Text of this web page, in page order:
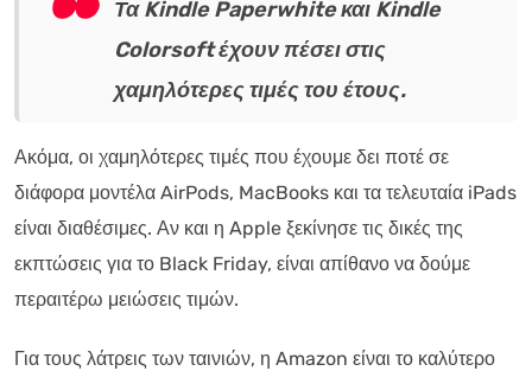
Τα Kindle Paperwhite και Kindle
Colorsoft έχουν πέσει στις
χαμηλότερες τιμές του έτους.
Ακόμα, οι χαμηλότερες τιμές που έχουμε δει ποτέ σε
διάφορα μοντέλα AirPods, MacBooks και τα τελευταία iPads
είναι διαθέσιμες. Αν και η Apple ξεκίνησε τις δικές της
εκπτώσεις για το Black Friday, είναι απίθανο να δούμε
περαιτέρω μειώσεις τιμών.
Για τους λάτρεις των ταινιών, η Amazon είναι το καλύτερο